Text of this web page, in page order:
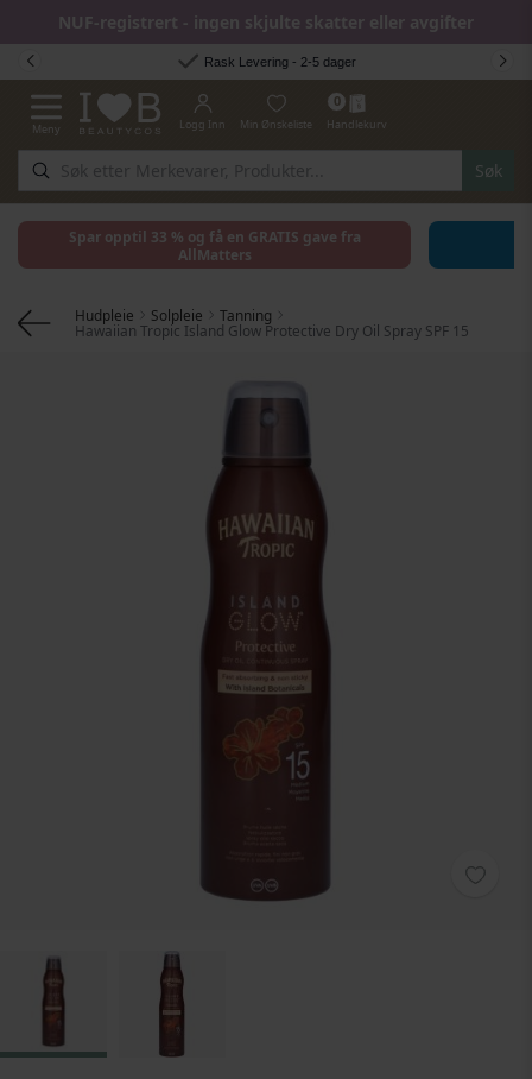
NUF-registrert - ingen skjulte skatter eller avgifter
Hopp til innhold
Rask Levering - 2-5 dager
Toggle Nav
Meny
Søk
Logg Inn Min Ønskeliste
0
Handlekurv
Spar opptil 33 % og få en GRATIS gave fra
AllMatters
Hudpleie Solpleie
Tanning
Hawaiian Tropic Island Glow Protective Dry Oil Spray SPF 15